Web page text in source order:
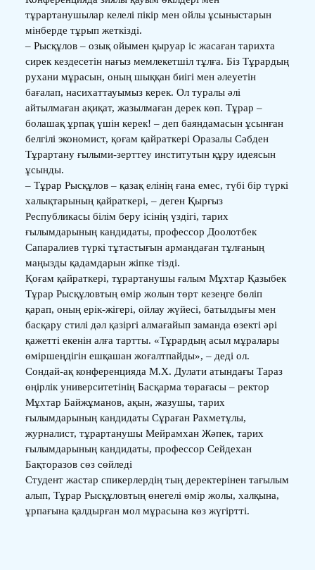
тұрартанушылар келелі пікір мен ойлы ұсыныстарын
мінберде тұрып жеткізді.
– Рысқұлов – озық ойымен қыруар іс жасаған тарихта
сирек кездесетін нағыз мемлекетшіл тұлға. Біз Тұрардың
рухани мұрасын, оның шыққан биігі мен әлеуетін
бағалап, насихаттауымыз керек. Ол туралы әлі
айтылмаған ақиқат, жазылмаған дерек көп. Тұрар –
болашақ ұрпақ үшін керек! – деп баяндамасын ұсынған
белгілі экономист, қоғам қайраткері Оразалы Сәбден
Тұрартану ғылыми-зерттеу институтын құру идеясын
ұсынды.
– Тұрар Рысқұлов – қазақ елінің ғана емес, түбі бір түркі
халықтарының қайраткері, – деген Қырғыз
Республикасы білім беру ісінің үздігі, тарих
ғылымдарының кандидаты, профессор Доолотбек
Сапаралиев түркі тұтастығын армандаған тұлғаның
маңызды қадамдарын жіпке тізді.
Қоғам қайраткері, тұрартанушы ғалым Мұхтар Қазыбек
Тұрар Рысқұловтың өмір жолын төрт кезеңге бөліп
қарап, оның ерік-жігері, ойлау жүйесі, батылдығы мен
басқару стилі дәл қазіргі алмағайып заманда өзекті әрі
қажетті екенін алға тартты. «Тұрардың асыл мұралары
өміршеңдігін ешқашан жоғалтпайды», – деді ол.
Сондай-ақ конференцияда М.Х. Дулати атындағы Тараз
өңірлік университетінің Басқарма төрағасы – ректор
Мұхтар Байжұманов, ақын, жазушы, тарих
ғылымдарының кандидаты Сұраған Рахметұлы,
журналист, тұрартанушы Мейрамхан Жәпек, тарих
ғылымдарының кандидаты, профессор Сейдехан
Бақторазов сөз сөйледі
Студент жастар спикерлердің тың деректерінен тағылым
алып, Тұрар Рысқұловтың өнегелі өмір жолы, халқына,
ұрпағына қалдырған мол мұрасына көз жүгіртті.